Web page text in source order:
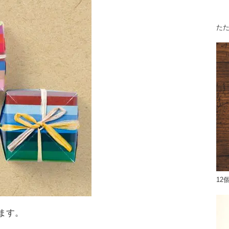
。
た
12